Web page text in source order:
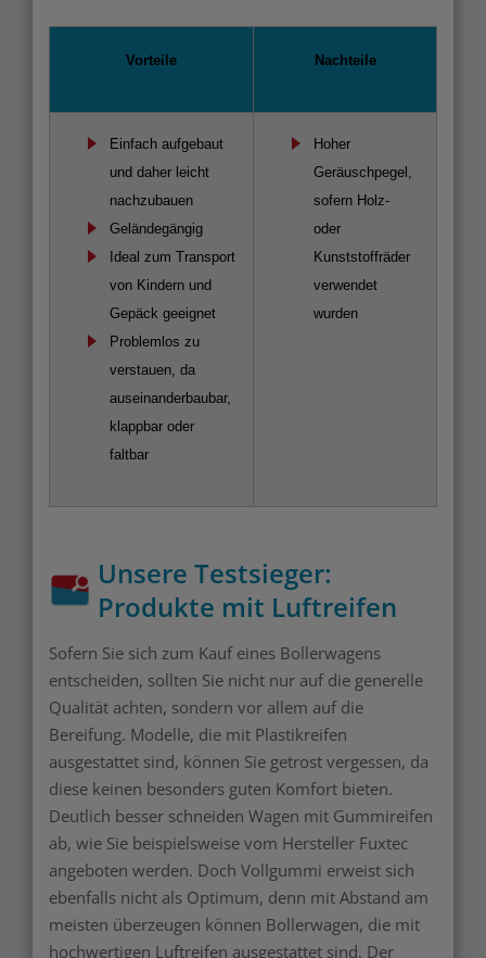
Vorteile Nachteile
Einfach aufgebaut
und daher leicht
nachzubauen
Geländegängig
Ideal zum Transport
von Kindern und
Gepäck geeignet
Problemlos zu
verstauen, da
auseinanderbaubar,
klappbar oder
faltbar
Hoher
Geräuschpegel,
sofern Holz-
oder
Kunststoffräder
verwendet
wurden
Unsere Testsieger:
Produkte mit Luftreifen
Sofern Sie sich zum Kauf eines Bollerwagens
entscheiden, sollten Sie nicht nur auf die generelle
Qualität achten, sondern vor allem auf die
Bereifung. Modelle, die mit Plastikreifen
ausgestattet sind, können Sie getrost vergessen, da
diese keinen besonders guten Komfort bieten.
Deutlich besser schneiden Wagen mit Gummireifen
ab, wie Sie beispielsweise vom Hersteller Fuxtec
angeboten werden. Doch Vollgummi erweist sich
ebenfalls nicht als Optimum, denn mit Abstand am
meisten überzeugen können Bollerwagen, die mit
hochwertigen Luftreifen ausgestattet sind. Der